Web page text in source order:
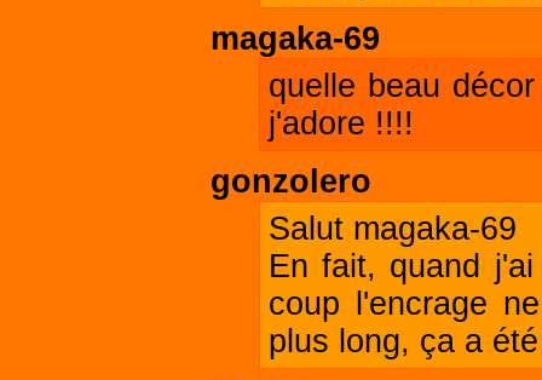
magaka-69
quelle beau
j'adore !!!!
gonzolero
Salut magaka-69
En fait, quand
coup l'encrage
plus long, ça a